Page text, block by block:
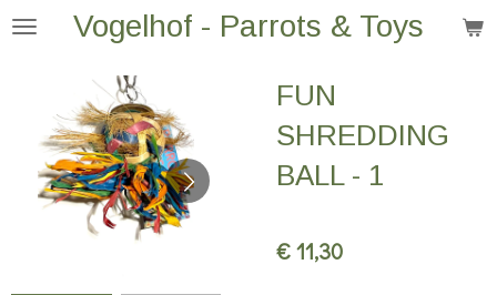
Ga
hoofdinhoud
Vogelhof - Parrots & Toys
FUN
SHREDDING
BALL - 1
€ 11,30